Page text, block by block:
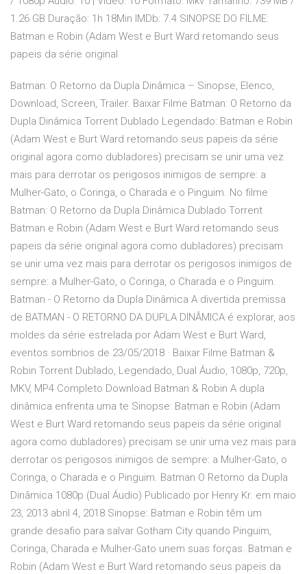
1.26 GB Duração: 1h 18Min IMDb: 7.4 SINOPSE DO FILME:
Batman e Robin (Adam West e Burt Ward retomando seus
papeis da série original
Batman: O Retorno da Dupla Dinâmica – Sinopse, Elenco,
Download, Screen, Trailer. Baixar Filme Batman: O Retorno da
Dupla Dinâmica Torrent Dublado Legendado: Batman e Robin
(Adam West e Burt Ward retomando seus papeis da série
original agora como dubladores) precisam se unir uma vez
mais para derrotar os perigosos inimigos de sempre: a
Mulher-Gato, o Coringa, o Charada e o Pinguim. No filme
Batman: O Retorno da Dupla Dinâmica Dublado Torrent
Batman e Robin (Adam West e Burt Ward retomando seus
papeis da série original agora como dubladores) precisam
se unir uma vez mais para derrotar os perigosos inimigos de
sempre: a Mulher-Gato, o Coringa, o Charada e o Pinguim.
Batman - O Retorno da Dupla Dinâmica A divertida premissa
de BATMAN - O RETORNO DA DUPLA DINÂMICA é explorar, aos
moldes da série estrelada por Adam West e Burt Ward,
eventos sombrios de 23/05/2018 · Baixar Filme Batman &
Robin Torrent Dublado, Legendado, Dual Áudio, 1080p, 720p,
MKV, MP4 Completo Download Batman & Robin A dupla
dinâmica enfrenta uma te Sinopse: Batman e Robin (Adam
West e Burt Ward retomando seus papeis da série original
agora como dubladores) precisam se unir uma vez mais para
derrotar os perigosos inimigos de sempre: a Mulher-Gato, o
Coringa, o Charada e o Pinguim. Batman O Retorno da Dupla
Dinâmica 1080p (Dual Áudio) Publicado por Henry Kr. em maio
23, 2013 abril 4, 2018 Sinopse: Batman e Robin têm um
grande desafio para salvar Gotham City quando Pinguim,
Coringa, Charada e Mulher-Gato unem suas forças. Batman e
Robin (Adam West e Burt Ward retomando seus papeis da